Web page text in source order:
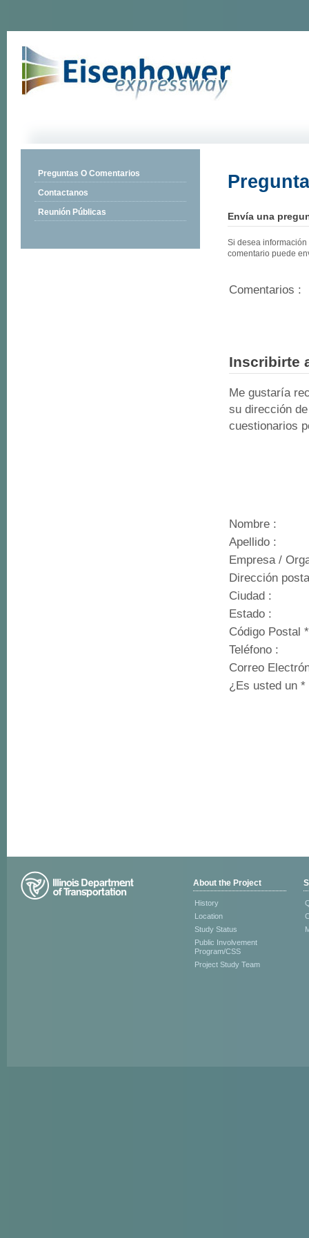
Preguntas O Comentarios
Contactanos
Reunión Públicas Envía una
Si desea
comentario puede
Comentarios :
Inscribirte
Me gustaría
su dirección
cuestionarios
Nombre :
Apellido :
Empresa /
Dirección
Ciudad :
Estado :
Código Postal *
Teléfono :
Correo
¿Es usted un *
About the Project
History
Location
Study Status
Public Involvement
Program/CSS
Project Study Team